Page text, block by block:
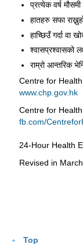
प्रत्येक वर्ष
हातहरु सफा
हाच्छिउँ गर्दा वा
श्वासप्रश्वासको
राम्रो आन्तरिक
Centre for
www.chp.gov.hk
Centre for
fb.com/
24-Hour Health
Revised in
Top